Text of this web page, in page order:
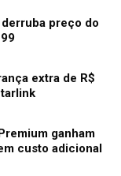
preço do
extra de R$
ganham
custo adicional